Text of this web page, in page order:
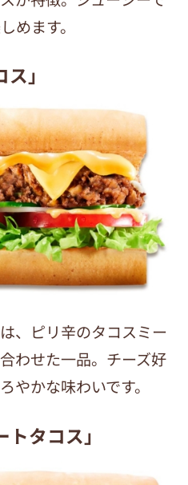
めます。
」
、ピリ辛のタコスミー
わせた一品。チーズ好
やかな味わいです。
トタコス」